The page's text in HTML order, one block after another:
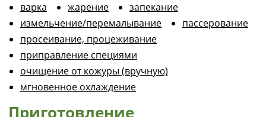
варка жарение
запекание
измельчение/перемалывание
пассерование
просеивание, процеживание
приправление специями
очищение от кожуры (вручную)
мгновенное охлаждение
Приготовление